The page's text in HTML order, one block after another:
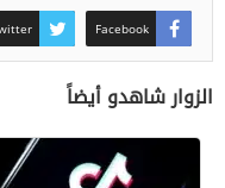
Facebook
الزوار شاهدو أيضاً